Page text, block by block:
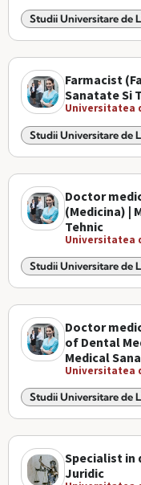
Studii Universitare de
Farmacist
Sanatate Si
Universitatea
Studii Universitare de
Doctor
(Medicina) |
Tehnic
Universitatea
Studii Universitare de
Doctor
of Dental
Medical
Universitatea
Studii Universitare de
Specialist in
Juridic